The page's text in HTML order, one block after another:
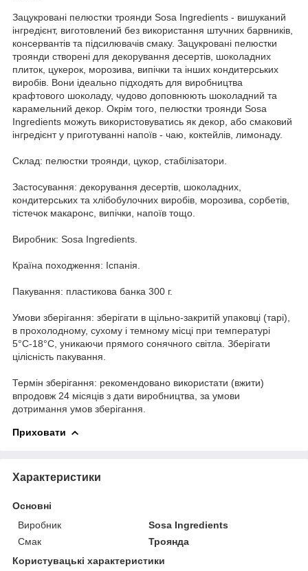
Зацукровані пелюстки троянди Sosa Ingredients - вишуканий
інгредієнт, виготовлений без використання штучних барвників,
консервантів та підсилювачів смаку. Зацукровані пелюстки
троянди створені для декорування десертів, шоколадних
плиток, цукерок, морозива, випічки та інших кондитерських
виробів. Вони ідеально підходять для виробництва
крафтового шоколаду, чудово доповнюють шоколадний та
карамельний декор. Окрім того, пелюстки троянди Sosa
Ingredients можуть використовуватись як декор, або смаковий
інгредієнт у приготуванні напоїв - чаю, коктейлів, лимонаду.
Склад: пелюстки троянди, цукор, стабілізатори.
Застосування: декорування десертів, шоколадних,
кондитерських та хлібобулочних виробів, морозива, сорбетів,
тістечок макаронс, випічки, напоїв тощо.
Виробник: Sosa Ingredients.
Країна походження: Іспанія.
Пакування: пластикова банка 300 г.
Умови зберігання: зберігати в щільно-закритій упаковці (тарі),
в прохолодному, сухому і темному місці при температурі
5°С-18°С, уникаючи прямого сонячного світла. Зберігати
цілісність пакування.
Термін зберігання: рекомендовано використати (вжити)
впродовж 24 місяців з дати виробництва, за умови
дотримання умов зберігання.
Приховати
Характеристики
Основні
Виробник
Sosa Ingredients
Смак
Троянда
Користувацькі характеристики